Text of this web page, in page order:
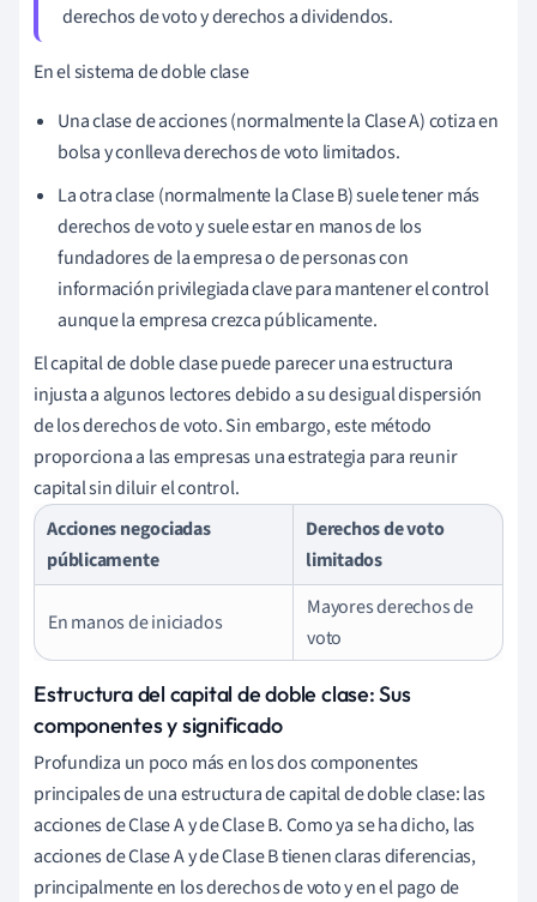
derechos de voto y derechos a dividendos.
En el sistema de doble clase
Una clase de acciones (normalmente la Clase A) cotiza en
bolsa y conlleva derechos de voto limitados.
La otra clase (normalmente la Clase B) suele tener más
derechos de voto y suele estar en manos de los
fundadores de la empresa o de personas con
información privilegiada clave para mantener el control
aunque la empresa crezca públicamente.
El capital de doble clase puede parecer una estructura
injusta a algunos lectores debido a su desigual dispersión
de los derechos de voto. Sin embargo, este método
proporciona a las empresas una estrategia para reunir
capital sin diluir el control.
Acciones negociadas
públicamente
Derechos de voto
limitados
En manos de iniciados
Mayores derechos de
voto
Estructura del capital de doble clase: Sus
componentes y significado
Profundiza un poco más en los dos componentes
principales de una estructura de capital de doble clase: las
acciones de Clase A y de Clase B. Como ya se ha dicho, las
acciones de Clase A y de Clase B tienen claras diferencias,
principalmente en los derechos de voto y en el pago de